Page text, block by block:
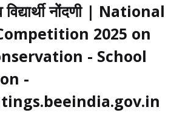
नोंदणी | National
2025 on
- School
-